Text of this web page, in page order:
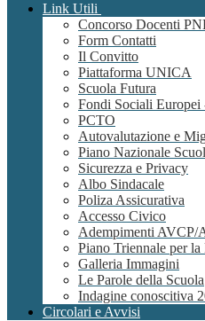
Link Utili
Concorso Docenti
Form Contatti
Il Convitto
Piattaforma UNICA
Scuola Futura
Fondi Sociali Europei
PCTO
Autovalutazione e
Piano Nazionale
Sicurezza e Privacy
Albo Sindacale
Poliza Assicurativa
Accesso Civico
Adempimenti AVCP/
Piano Triennale per
Galleria Immagini
Le Parole della Scuola
Indagine conoscitiva
Circolari e Avvisi